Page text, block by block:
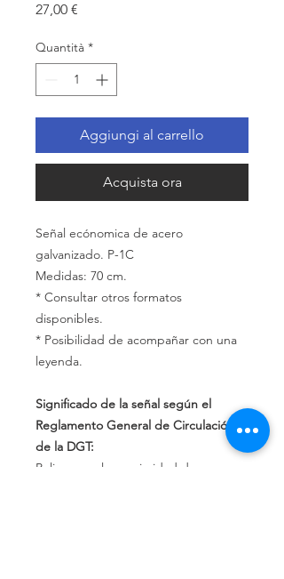
27,00 €
Quantità *
Aggiungi al carrello
Acquista ora
Señal ecónomica de acero
galvanizado. P-1C
Medidas: 70 cm.
* Consultar otros formatos
disponibles.
* Posibilidad de acompañar con una
leyenda.
Significado de la señal según el
Reglamento General de Circulación
de la DGT:
Peligro por la proximidad de una